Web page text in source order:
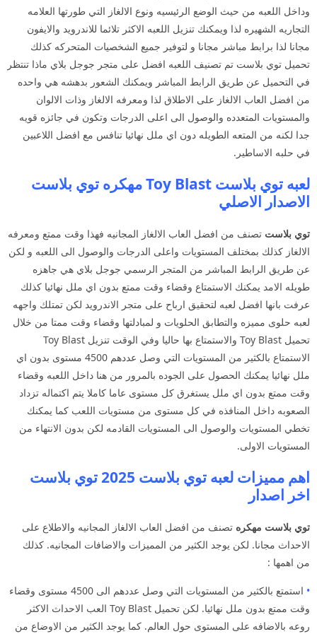
وداخل اللعبه من حيث الوضع الرئيسيه ونوع الالغاز التي طورتها العلامه
التجاريه الشهيره لذا ويمكنك تنزيل اللعبه الاكثر تلائما للاندرويد والايفون
مجانا لذا برابط مباشر مجانا و لتوفير جميع الشخصيات المتحركه كذلك
تحميل توي بلاست تم تصنيف اللعبه افضل على متجر جوجل بلاي ماذا تنتظر
في التحميل عن طريق الرابط المباشر ويمكنك الشعور بدهشه هي واحده
من افضل العاب الالغاز على الاطلاق لذا ومعرفه الالغاز وذات الالوان
والمستويات المتعدده والوصول الى اعلى الدرجات وتكون في جائزه قويه
جدا لكنه من المتعه الطويله دون اي ملل نهائيا تنافس مع افضل اللاعبين
في حلبه الاساطير.
لعبه توي بلاست Toy Blast مهكره توي بلاست
الاصدار الاصلي
توي بلاست تصنف من افضل العاب الالغاز المجانيه فهذا وقت ممتع ومعرفه
الالغاز كذلك بمختلف المستويات واعلى الدرجات والوصول الى اللعبه و لكن
عن طريق الرابط المباشر من المتجر الرسمي جوجل بلاي هي جاهزه
طويله الامد يمكنك الاستمتاع وقضاء وقت ممتع بدون اي ملل نهائيا كذلك
عرفت بانها افضل لعبه لتحقيق ارباح على متجر الاندرويد لكن تمتلك واجهه
لعبه حلوى مميزه والتطابق الحلويات و لمبادلتها وقضاء وقت ممتا من خلال
تحميل Toy Blast والاستمتاع بها حاليا وفي الوقت تنزيل Toy Blast
الاستمتاع بالكثير من المستويات التي وصل عددهم 4500 مستوى بدون اي
ملل نهائيا يمكنك الحصول على الجوده بالمرور من هنا داخل اللعبه وقضاء
وقت ممتع بدون اي ملل يستغرق كل مستوى عاما كاملا يتم اكتماله تزداد
الصعوبه داخل المنافذه في كل مستوى من مستويات اللعب كما يمكنك
تخطي المستويات والوصول الى المستويات القادمه لكن بدون الانتهاء من
المستويات الاولى.
اهم مميزات لعبه توي بلاست 2025 توي بلاست
اخر اصدار
توي بلاست مهكره تصنف من افضل العاب الالغاز المجانيه والاطلاع على
الاحداث مجانا. لكن يوجد الكثير من المميزات والاضافات المجانيه. كذلك
من اهمها :
•
استمتع بالكثير من المستويات التي وصل عددهم الى 4500 مستوى وقضاء
وقت ممتع بدون ملل نهائيا. لكن تحميل Toy Blast العب الاحداث الاكثر
روعه بالاضافه على المستوى حول العالم. كما يوجد الكثير من الاوضاع من